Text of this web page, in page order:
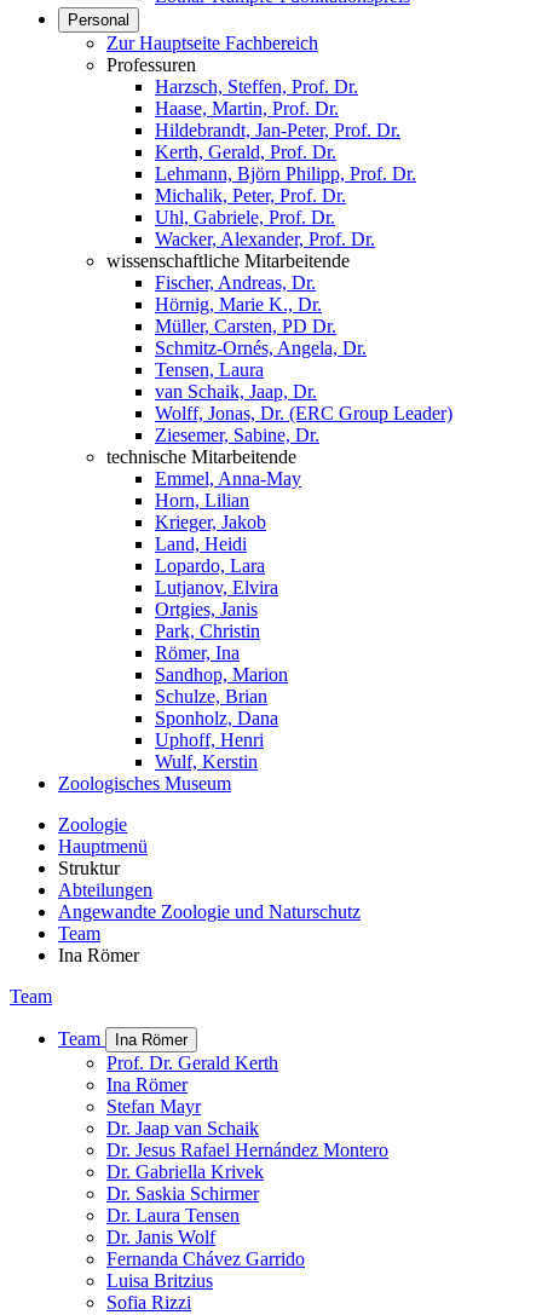
Personal
Zur Hauptseite Fachbereich
Professuren
Harzsch, Steffen, Prof. Dr.
Haase, Martin, Prof. Dr.
Hildebrandt, Jan-Peter, Prof. Dr.
Kerth, Gerald, Prof. Dr.
Lehmann, Björn Philipp, Prof. Dr.
Michalik, Peter, Prof. Dr.
Uhl, Gabriele, Prof. Dr.
Wacker, Alexander, Prof. Dr.
wissenschaftliche Mitarbeitende
Fischer, Andreas, Dr.
Hörnig, Marie K., Dr.
Müller, Carsten, PD Dr.
Schmitz-Ornés, Angela, Dr.
Tensen, Laura
van Schaik, Jaap, Dr.
Wolff, Jonas, Dr. (ERC Group Leader)
Ziesemer, Sabine, Dr.
technische Mitarbeitende
Emmel, Anna-May
Horn, Lilian
Krieger, Jakob
Land, Heidi
Lopardo, Lara
Lutjanov, Elvira
Ortgies, Janis
Park, Christin
Römer, Ina
Sandhop, Marion
Schulze, Brian
Sponholz, Dana
Uphoff, Henri
Wulf, Kerstin
Zoologisches Museum
Zoologie
Hauptmenü
Struktur
Abteilungen
Angewandte Zoologie und Naturschutz
Team
Ina Römer
Team
Team Ina Römer
Prof. Dr. Gerald Kerth
Ina Römer
Stefan Mayr
Dr. Jaap van Schaik
Dr. Jesus Rafael Hernández Montero
Dr. Gabriella Krivek
Dr. Saskia Schirmer
Dr. Laura Tensen
Dr. Janis Wolf
Fernanda Chávez Garrido
Luisa Britzius
Sofia Rizzi